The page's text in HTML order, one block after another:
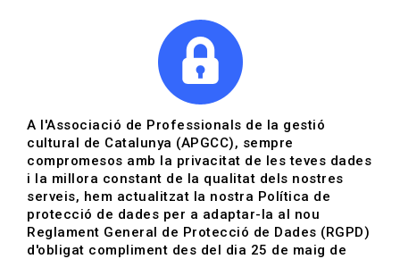
Actualitza't
Vols estar al dia?
HOME / BLOG
A l'Associació de Professionals de la gestió
cultural de Catalunya (APGCC), sempre
compromesos amb la privacitat de les teves dades
i la millora constant de la qualitat dels nostres
serveis, hem actualitzat la nostra Política de
protecció de dades per a adaptar-la al nou
Reglament General de Protecció de Dades (RGPD)
d'obligat compliment des del dia 25 de maig de